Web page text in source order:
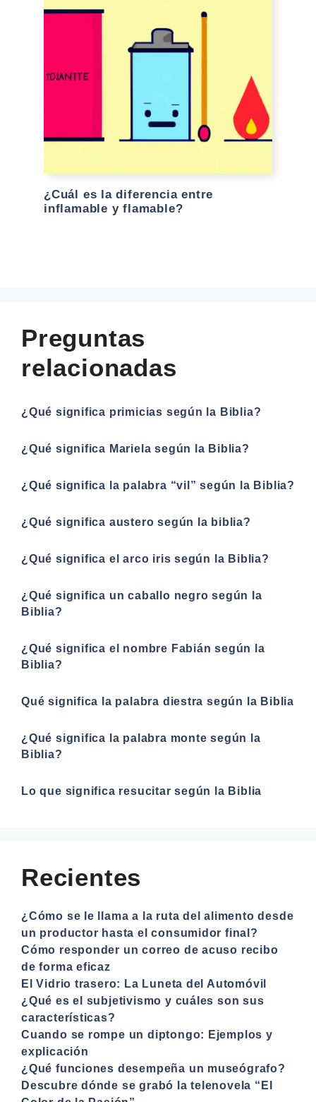
¿Cuál es la diferencia entre
inflamable y flamable?
Preguntas
relacionadas
¿Qué significa primicias según la Biblia?
¿Qué significa Mariela según la Biblia?
¿Qué significa la palabra “vil” según la Biblia?
¿Qué significa austero según la biblia?
¿Qué significa el arco iris según la Biblia?
¿Qué significa un caballo negro según la
Biblia?
¿Qué significa el nombre Fabián según la
Biblia?
Qué significa la palabra diestra según la Biblia
¿Qué significa la palabra monte según la
Biblia?
Lo que significa resucitar según la Biblia
Recientes
¿Cómo se le llama a la ruta del alimento desde
un productor hasta el consumidor final?
Cómo responder un correo de acuso recibo
de forma eficaz
El Vidrio trasero: La Luneta del Automóvil
¿Qué es el subjetivismo y cuáles son sus
características?
Cuando se rompe un diptongo: Ejemplos y
explicación
¿Qué funciones desempeña un museógrafo?
Descubre dónde se grabó la telenovela “El